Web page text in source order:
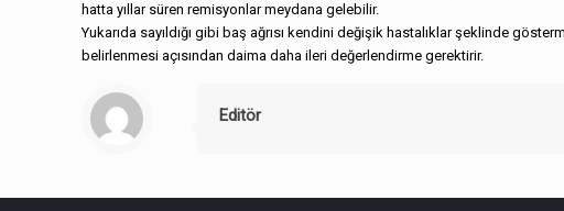
hatta yıllar süren remisyonlar meydana gelebilir.
Yukarıda sayıldığı gibi baş ağrısı kendini değişik hastalıklar şeklinde
belirlenmesi açısından daima daha ileri değerlendirme gerektirir.
Editör